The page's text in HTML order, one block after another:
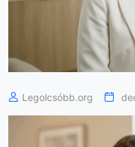
Legolcsóbb.org